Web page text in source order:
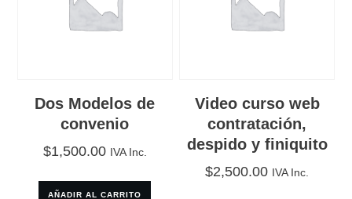
Dos Modelos de
convenio
$1,500.00 IVA Inc.
AÑADIR AL CARRITO
Video curso web
contratación,
despido y finiquito
$2,500.00 IVA Inc.